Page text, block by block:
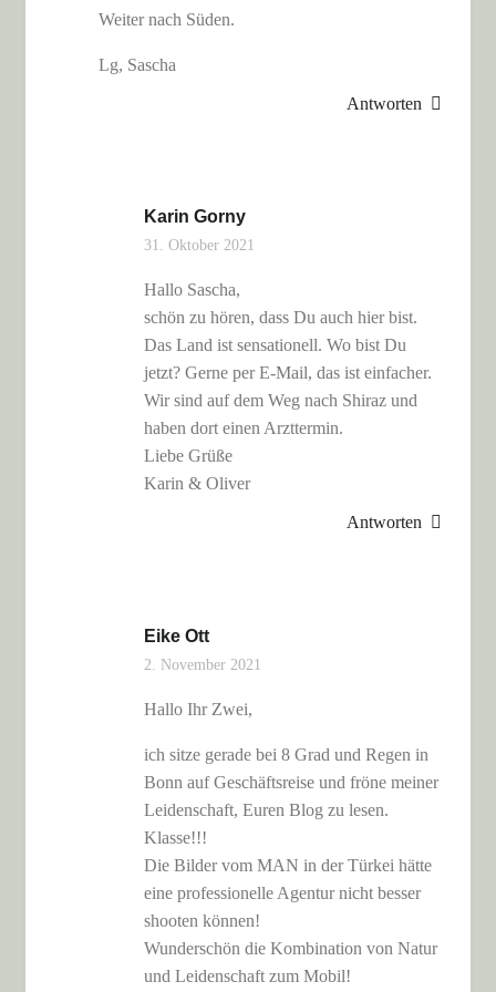
Weiter nach Süden.
Lg, Sascha
Antworten
Karin Gorny
31. Oktober 2021
Hallo Sascha,
schön zu hören, dass Du auch hier bist.
Das Land ist sensationell. Wo bist Du
jetzt? Gerne per E-Mail, das ist einfacher.
Wir sind auf dem Weg nach Shiraz und
haben dort einen Arzttermin.
Liebe Grüße
Karin & Oliver
Antworten
Eike Ott
2. November 2021
Hallo Ihr Zwei,
ich sitze gerade bei 8 Grad und Regen in
Bonn auf Geschäftsreise und fröne meiner
Leidenschaft, Euren Blog zu lesen.
Klasse!!!
Die Bilder vom MAN in der Türkei hätte
eine professionelle Agentur nicht besser
shooten können!
Wunderschön die Kombination von Natur
und Leidenschaft zum Mobil!